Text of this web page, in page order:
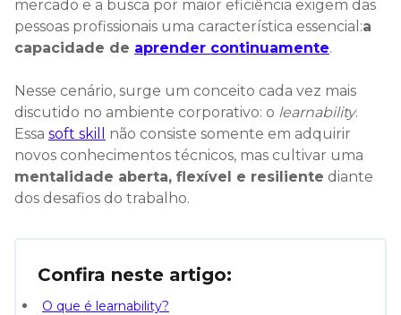
mercado e a busca por maior eficiência exigem das
pessoas profissionais uma característica essencial:a
capacidade de aprender continuamente.
Nesse cenário, surge um conceito cada vez mais
discutido no ambiente corporativo: o learnability.
Essa soft skill
não consiste somente em adquirir
novos conhecimentos técnicos, mas cultivar uma
mentalidade aberta, flexível e resiliente diante
dos desafios do trabalho.
Confira neste artigo:
O que é learnability?